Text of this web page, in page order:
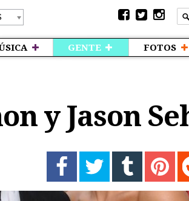
GENTE FOTOS
y Jason